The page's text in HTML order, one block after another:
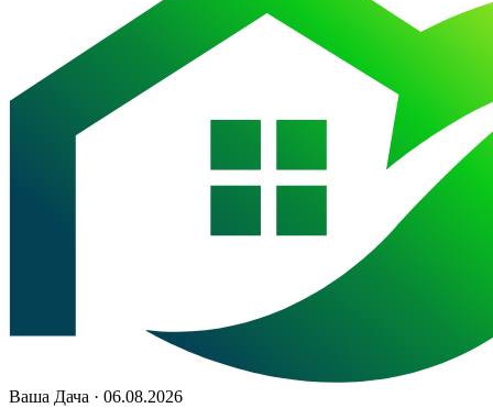
Ваша Дача · 06.08.2026